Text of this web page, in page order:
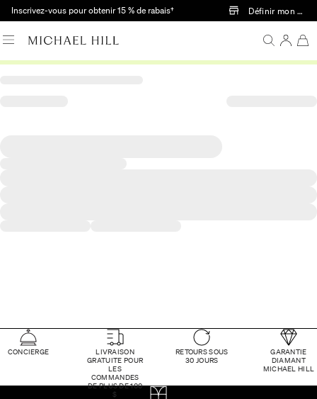
Passer au contenu principal
Inscrivez-vous pour obtenir 15 % de rabais† Définir mon
CONCIERGE
LIVRAISON
GRATUITE POUR
LES
COMMANDES
DE PLUS DE 100
$
RETOURS SOUS
30 JOURS
GARANTIE
DIAMANT
MICHAEL HILL